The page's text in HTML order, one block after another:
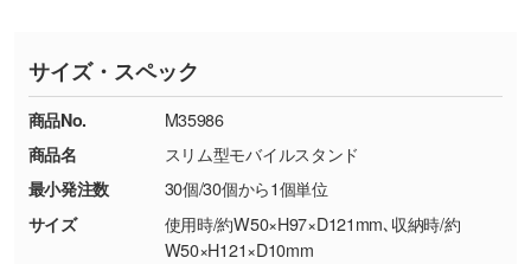
す。→詳しく見る
・コーポレートカラーを使って印刷したい／印
刷色にこだわりがある
DIC・PANTONEなどのカラーチップの指定や、
現物支給による色指定も承っております。→詳
※詳しくは「商品の良品基準について
ください。
【返品・交換ができない場合】
・お客様の元で商品を加工された場合、または
商品が破損した場合
・商品到着後7日以上経過している場合
TEL：0422-29-9911 営業時間10:00～
18:00(土日祝日除く)
お問い合わせフォームはこちら
サイズ・スペック
商品No.
M35986
商品名
スリム型モバイルスタンド
最小発注数
30個/30個から1個単位
サイズ
使用時/約W50×H97×D121mm､収納時/約
W50×H121×D10mm